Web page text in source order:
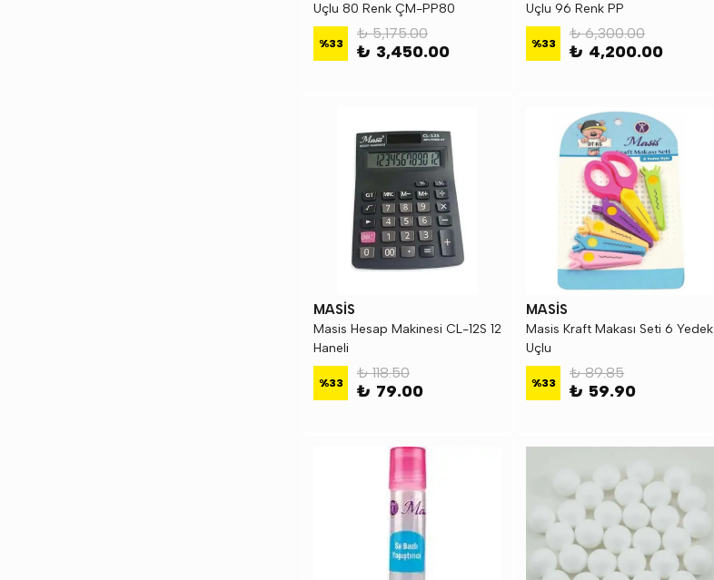
Uçlu 80 Renk ÇM-PP80
%33
₺ 5,175.00
₺ 3,450.00
Uçlu 96 Renk PP
%33
₺ 6,300.00
₺ 4,200.00
MASİS
Masis Hesap Makinesi CL-12S 12
Haneli
%33
₺ 118.50
₺ 79.00
MASİS
Masis Kraft Makası Seti 6 Yedek
Uçlu
%33
₺ 89.85
₺ 59.90